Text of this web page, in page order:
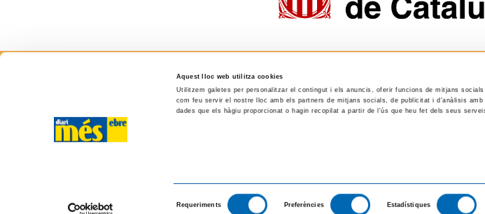
Aquest lloc web utilitza cookies
Utilitzem galetes per personalitzar el contingut i els anuncis, oferir funcions de mitjans
com feu servir el nostre lloc amb els partners de mitjans socials, de publicitat i d'anàlisis
dades que els hàgiu proporcionat o hagin recopilat a partir de l'ús que heu fet dels seus
Requeriments Preferències Estadístiques
C/ Cervantes, 13, 43500 - Tortosa (TARRAGONA)
Tel. 610 20 33 25
Tarifes